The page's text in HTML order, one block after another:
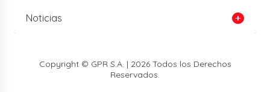
Noticias
Copyright © GPR S.A. | 2026 Todos los Derechos
Reservados.